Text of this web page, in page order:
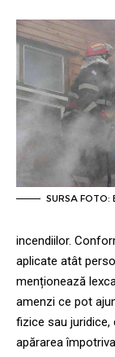
SURSA FOTO:
incendiilor.
aplicate atât
menționează
amenzi ce pot
fizice sau juridice,
apărarea